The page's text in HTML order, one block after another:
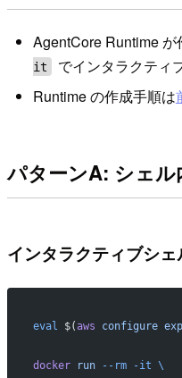
AgentCore Runtime
it
でインタラクティ
Runtime の作成手順は
パターンA: シェ
インタラクティブシ
eval $(aws configure
docker run --rm -it \